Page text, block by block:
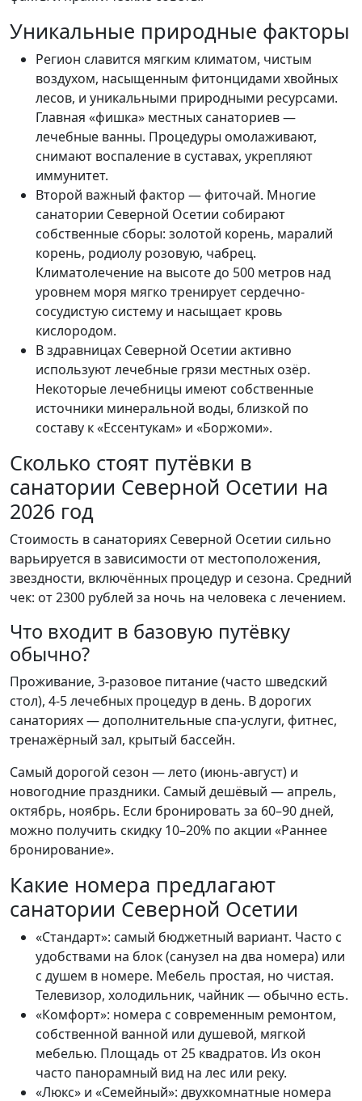
Уникальные природные факторы
Регион славится мягким климатом, чистым
воздухом, насыщенным фитонцидами хвойных
лесов, и уникальными природными ресурсами.
Главная «фишка» местных санаториев —
лечебные ванны. Процедуры омолаживают,
снимают воспаление в суставах, укрепляют
иммунитет.
Второй важный фактор — фиточай. Многие
санатории Северной Осетии собирают
собственные сборы: золотой корень, маралий
корень, родиолу розовую, чабрец.
Климатолечение на высоте до 500 метров над
уровнем моря мягко тренирует сердечно-
сосудистую систему и насыщает кровь
кислородом.
В здравницах Северной Осетии активно
используют лечебные грязи местных озёр.
Некоторые лечебницы имеют собственные
источники минеральной воды, близкой по
составу к «Ессентукам» и «Боржоми».
Сколько стоят путёвки в
санатории Северной Осетии на
2026 год
Стоимость в санаториях Северной Осетии сильно
варьируется в зависимости от местоположения,
звездности, включённых процедур и сезона. Средний
чек: от 2300 рублей за ночь на человека с лечением.
Что входит в базовую путёвку
обычно?
Проживание, 3-разовое питание (часто шведский
стол), 4-5 лечебных процедур в день. В дорогих
санаториях — дополнительные спа-услуги, фитнес,
тренажёрный зал, крытый бассейн.
Самый дорогой сезон — лето (июнь-август) и
новогодние праздники. Самый дешёвый — апрель,
октябрь, ноябрь. Если бронировать за 60–90 дней,
можно получить скидку 10–20% по акции «Раннее
бронирование».
Какие номера предлагают
санатории Северной Осетии
«Стандарт»: самый бюджетный вариант. Часто с
удобствами на блок (санузел на два номера) или
с душем в номере. Мебель простая, но чистая.
Телевизор, холодильник, чайник — обычно есть.
«Комфорт»: номера с современным ремонтом,
собственной ванной или душевой, мягкой
мебелью. Площадь от 25 квадратов. Из окон
часто панорамный вид на лес или реку.
«Люкс» и «Семейный»: двухкомнатные номера